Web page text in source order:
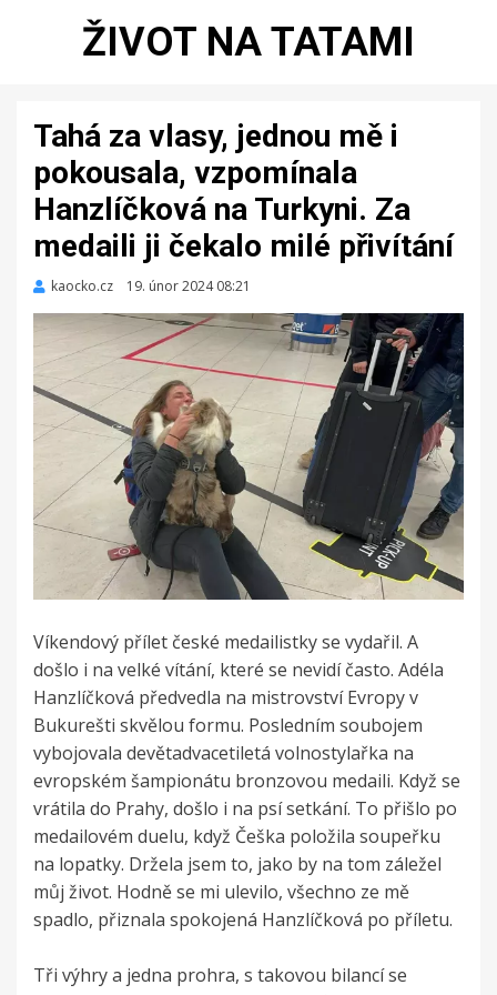
ŽIVOT NA TATAMI
Tahá za vlasy, jednou mě i
pokousala, vzpomínala
Hanzlíčková na Turkyni. Za
medaili ji čekalo milé přivítání
kaocko.cz
Zveřejněno
19. únor 2024 08:21
Víkendový přílet české medailistky se vydařil. A
došlo i na velké vítání, které se nevidí často. Adéla
Hanzlíčková předvedla na mistrovství Evropy v
Bukurešti skvělou formu. Posledním soubojem
vybojovala devětadvacetiletá volnostylařka na
evropském šampionátu bronzovou medaili. Když se
vrátila do Prahy, došlo i na psí setkání. To přišlo po
medailovém duelu, když Češka položila soupeřku
na lopatky. Držela jsem to, jako by na tom záležel
můj život. Hodně se mi ulevilo, všechno ze mě
spadlo, přiznala spokojená Hanzlíčková po příletu.
Tři výhry a jedna prohra, s takovou bilancí se